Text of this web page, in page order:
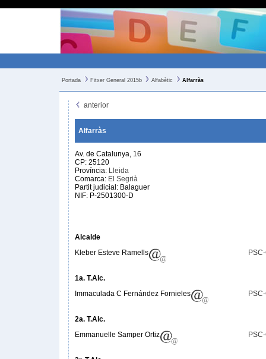
Portada Fitxer General 2015b Alfabètic Alfarràs
anterior
Alfarràs
Av. de Catalunya, 16
CP: 25120
Província: Lleida
Comarca: El Segrià
Partit judicial: Balaguer
NIF: P-2501300-D
Alcalde
Kleber Esteve Ramells
1a. T.Alc.
Immaculada C Fernández Fornieles
2a. T.Alc.
Emmanuelle Samper Ortiz